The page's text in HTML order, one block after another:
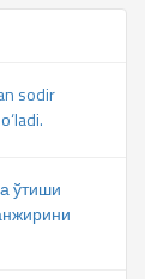
sodir
ўтиши